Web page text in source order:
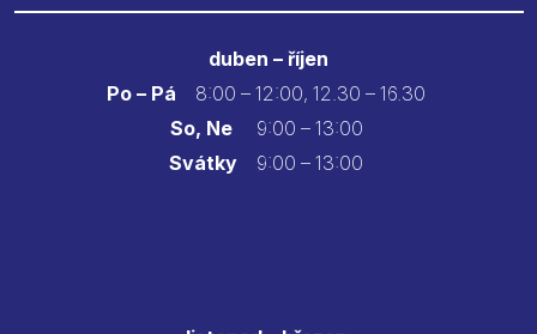
duben – říjen
Po – Pá
8:00 – 12:00, 12.30 – 16.30
So, Ne9:00 – 13:00
Svátky 9:00 – 13:00